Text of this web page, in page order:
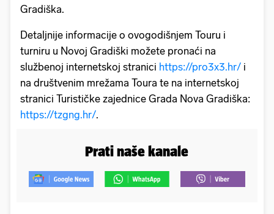
Gradiška.
Detaljnije informacije o ovogodišnjem Touru i
turniru u Novoj Gradiški možete pronaći na
službenoj internetskoj stranici https://pro3x3.hr/ i
na društvenim mrežama Toura te na internetskoj
stranici Turističke zajednice Grada Nova Gradiška:
https://tzgng.hr/.
Prati naše kanale